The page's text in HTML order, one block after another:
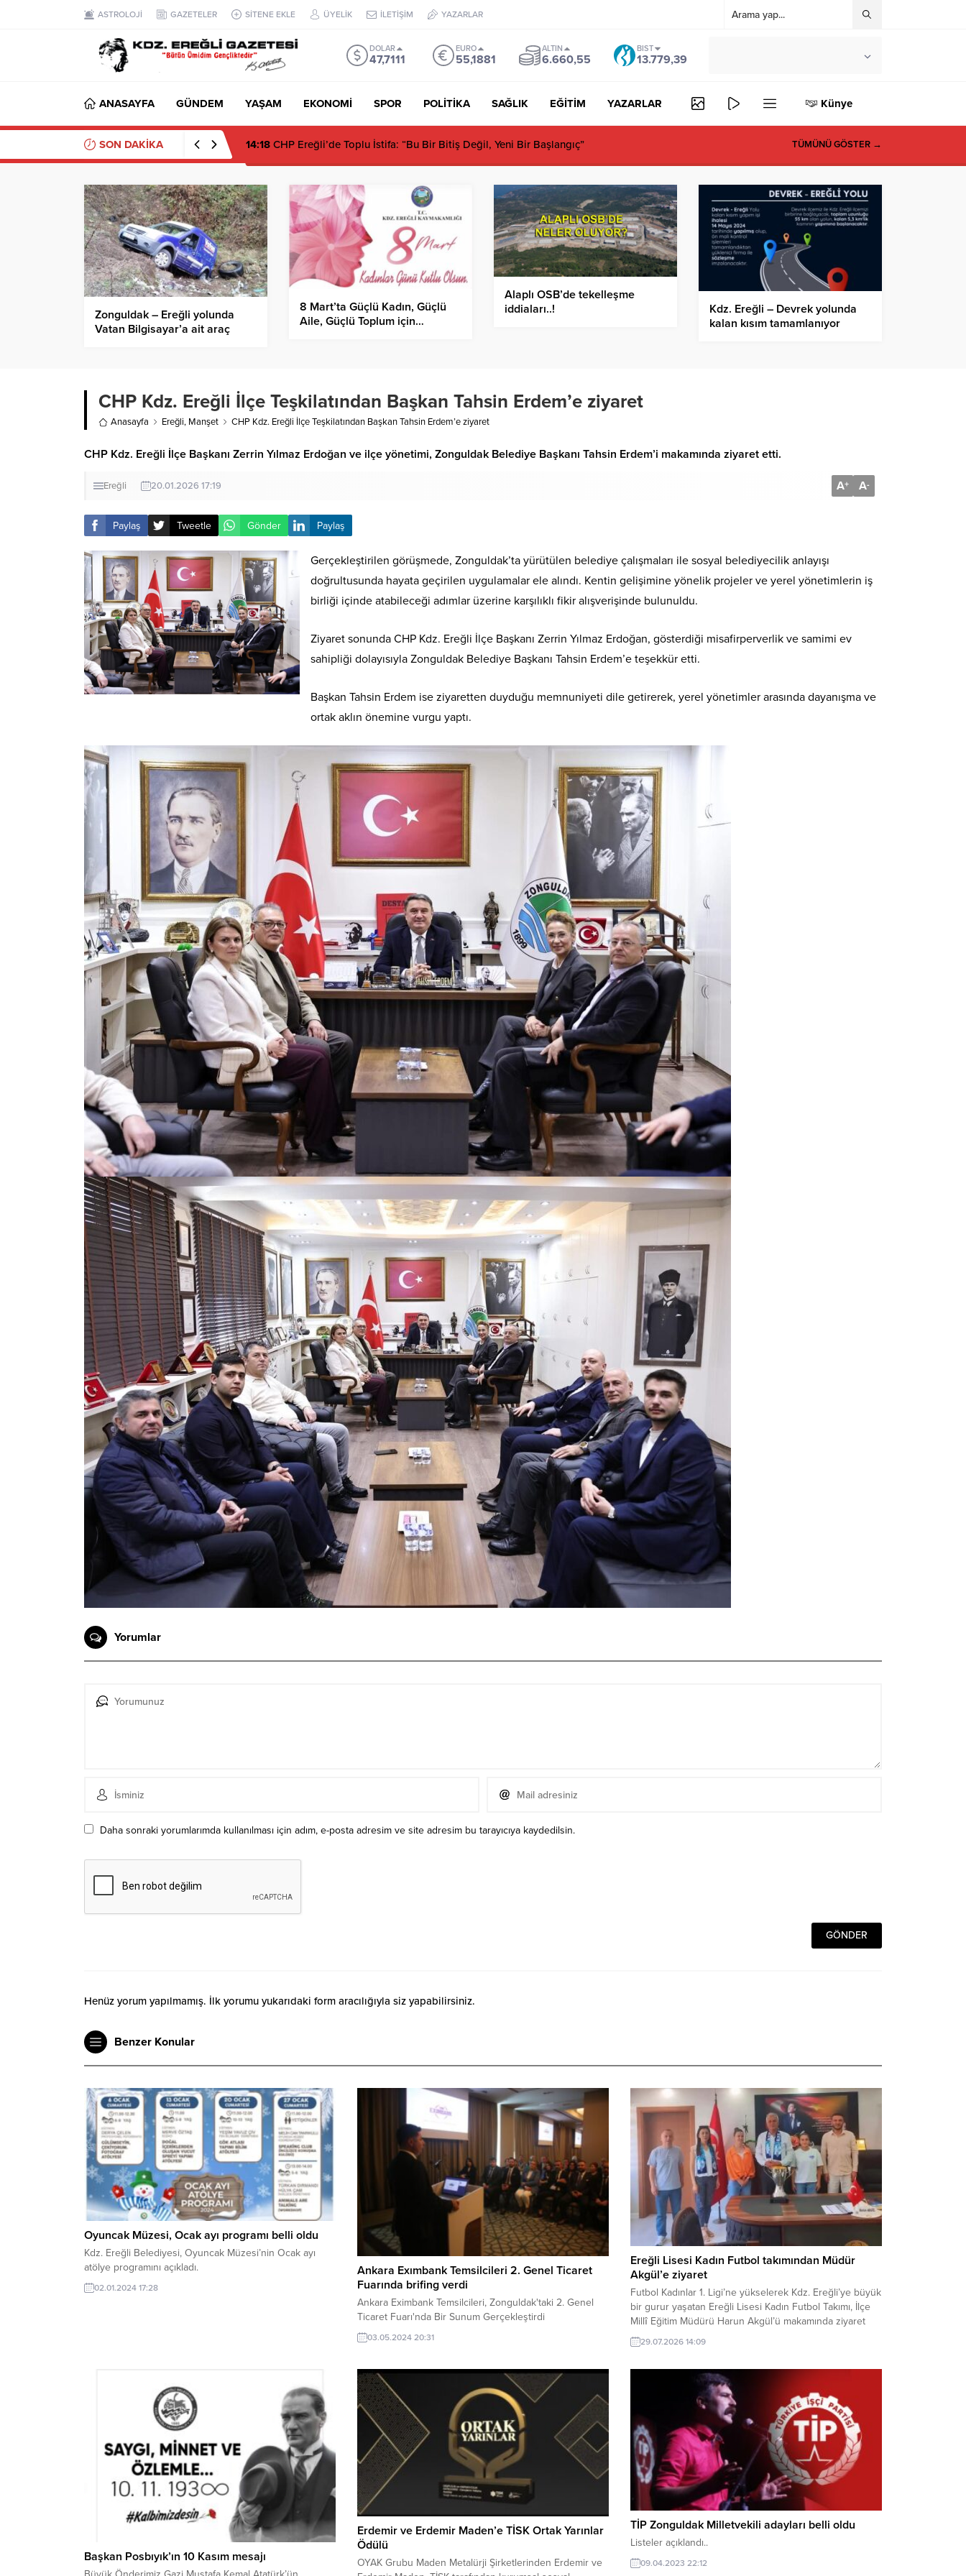
ASTROLOJİ GAZETELER SİTENE EKLE ÜYELİK İLETİŞİM YAZARLAR
DOLAR
47,7111
EURO
55,1881
ALTIN
6.660,55
BIST
13.779,39
ANASAYFA GÜNDEM YAŞAM EKONOMİ SPOR POLİTİKA SAĞLIK EĞİTİM YAZARLAR Künye
SON DAKİKA 14:18 CHP Ereğli’de Toplu İstifa: “Bu Bir Bitiş Değil, Yeni Bir Başlangıç” TÜMÜNÜ GÖSTER →
Zonguldak – Ereğli yolunda
Vatan Bilgisayar’a ait araç
8 Mart’ta Güçlü Kadın, Güçlü
Aile, Güçlü Toplum için…
Alaplı OSB’de tekelleşme
iddiaları..!
Kdz. Ereğli – Devrek yolunda
kalan kısım tamamlanıyor
CHP Kdz. Ereğli İlçe Teşkilatından Başkan Tahsin Erdem’e ziyaret
Anasayfa Ereğli, Manşet CHP Kdz. Ereğli İlçe Teşkilatından Başkan Tahsin Erdem’e ziyaret
CHP Kdz. Ereğli İlçe Başkanı Zerrin Yılmaz Erdoğan ve ilçe yönetimi, Zonguldak Belediye Başkanı Tahsin Erdem’i makamında ziyaret etti.
Ereğli 20.01.2026 17:19 A+ A-
Paylaş Tweetle Gönder Paylaş
Gerçekleştirilen görüşmede, Zonguldak’ta yürütülen belediye çalışmaları ile sosyal belediyecilik anlayışı
doğrultusunda hayata geçirilen uygulamalar ele alındı. Kentin gelişimine yönelik projeler ve yerel yönetimlerin iş
birliği içinde atabileceği adımlar üzerine karşılıklı fikir alışverişinde bulunuldu.
Ziyaret sonunda CHP Kdz. Ereğli İlçe Başkanı Zerrin Yılmaz Erdoğan, gösterdiği misafirperverlik ve samimi ev
sahipliği dolayısıyla Zonguldak Belediye Başkanı Tahsin Erdem’e teşekkür etti.
Başkan Tahsin Erdem ise ziyaretten duyduğu memnuniyeti dile getirerek, yerel yönetimler arasında dayanışma ve
ortak aklın önemine vurgu yaptı.
Yorumlar
Daha sonraki yorumlarımda kullanılması için adım, e-posta adresim ve site adresim bu tarayıcıya kaydedilsin.
Henüz yorum yapılmamış. İlk yorumu yukarıdaki form aracılığıyla siz yapabilirsiniz.
Benzer Konular
Oyuncak Müzesi, Ocak ayı programı belli oldu
Kdz. Ereğli Belediyesi, Oyuncak Müzesi’nin Ocak ayı
atölye programını açıkladı.
02.01.2024 17:28
Ankara Exımbank Temsilcileri 2. Genel Ticaret
Fuarında brifing verdi
Ankara Eximbank Temsilcileri, Zonguldak'taki 2. Genel
Ticaret Fuarı'nda Bir Sunum Gerçekleştirdi
03.05.2024 20:31
Ereğli Lisesi Kadın Futbol takımından Müdür
Akgül’e ziyaret
Futbol Kadınlar 1. Ligi’ne yükselerek Kdz. Ereğli’ye büyük
bir gurur yaşatan Ereğli Lisesi Kadın Futbol Takımı, İlçe
Millî Eğitim Müdürü Harun Akgül’ü makamında ziyaret
etti.29.07.2026 14:09
Başkan Posbıyık’ın 10 Kasım mesajı
Erdemir ve Erdemir Maden’e TİSK Ortak Yarınlar
Ödülü
OYAK Grubu Maden Metalürji Şirketlerinden Erdemir ve
TİP Zonguldak Milletvekili adayları belli oldu
Listeler açıklandı..
09.04.2023 22:12